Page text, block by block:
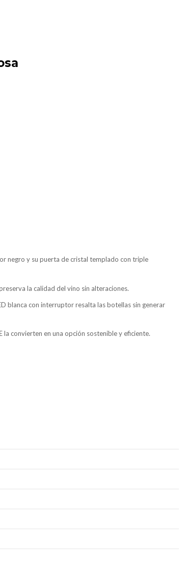
negro y su puerta de cristal templado con triple
la calidad del vino sin alteraciones.
blanca con interruptor resalta las botellas sin generar
convierten en una opción sostenible y eficiente.